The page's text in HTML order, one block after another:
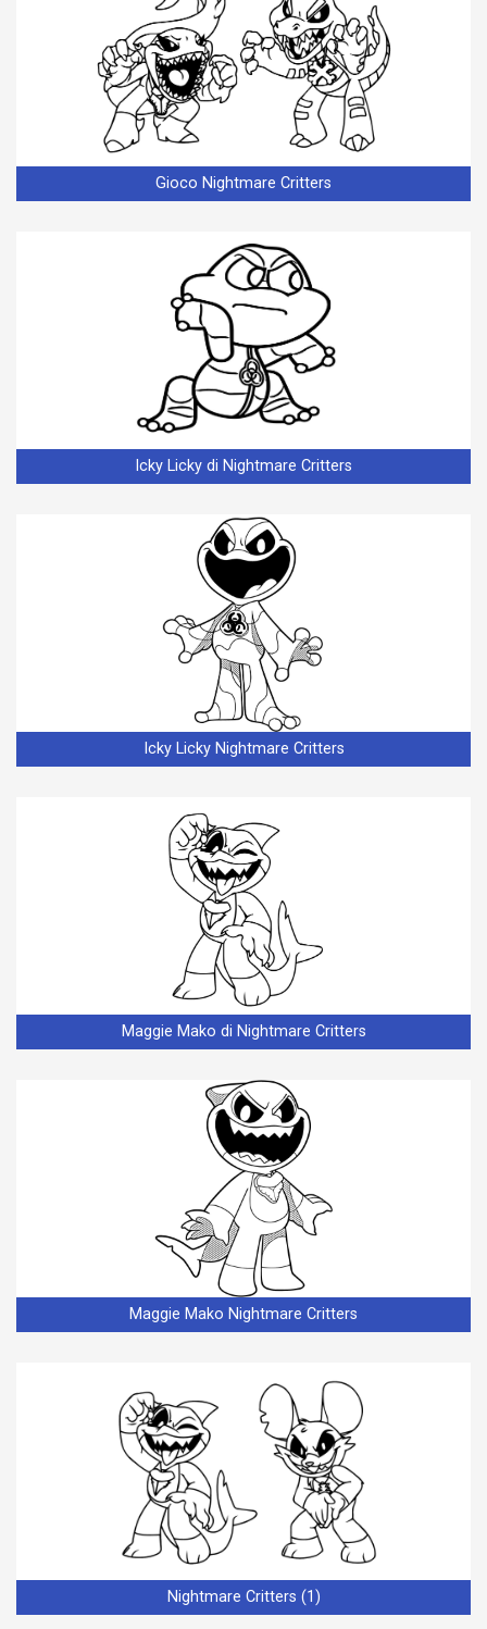
Gioco Nightmare Critters
Icky Licky di Nightmare Critters
Icky Licky Nightmare Critters
Maggie Mako di Nightmare Critters
Maggie Mako Nightmare Critters
Nightmare Critters (1)